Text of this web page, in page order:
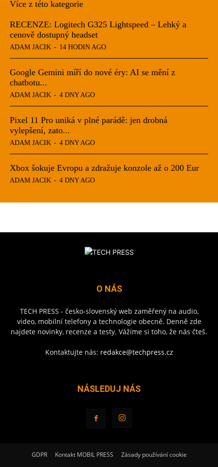
Více z této kategorie
RECENZE: Logitech G325 Lightspeed – Lehký a
cenově dostupný headset
ADAM JACIK - 14 HODIN AGO
Google Gemini míří do nové éry: AI se mění z
chatbotu...
ADAM JACIK - 4 DNY AGO
Pixel 11 Pro uniká v plné parádě: jen drobná
vylepšení, zato...
ADAM JACIK - 4 DNY AGO
Xbox šokuje Evropu a zdražuje konzole až o 200 Eur
ADAM JACIK - 4 DNY AGO
O NÁS
TECH PRESS - česko-slovenský web zaměřený na audio,
video, mobilní telefony a technologie obecně. Denně zde
najdete novinky, recenze a testy. Vážíme si toho, že nás čteš.
Kontaktujte nás: redakce@techpress.cz
NÁSLEDUJ NÁS
GDPR Kontakt MOBIL PRESS Zásady používání cookie